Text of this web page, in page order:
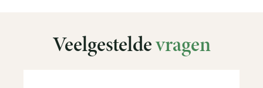
Veelgesteldevragen